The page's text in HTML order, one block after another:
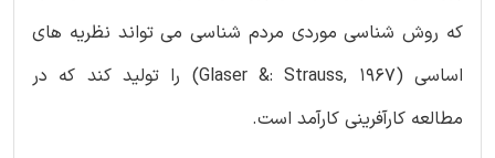
که روش شناسی موردی مردم شناسی می تواند نظریه های
اساسی (Glaser &: Strauss, 1967) را تولید کند که در
مطالعه کارآفرینی کارآمد است.